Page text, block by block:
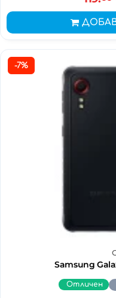
-7%
Samsung
Отличен